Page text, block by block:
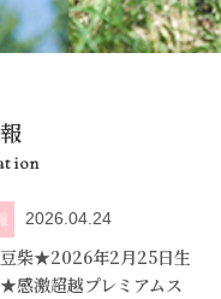
2026.04.24
柴★2026年2月25日生
感激超越プレミアムス